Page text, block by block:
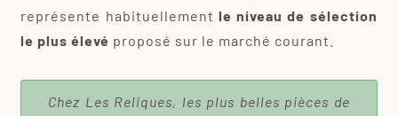
représente habituellement le niveau de sélection
le plus élevé proposé sur le marché courant.
Chez Les Reliques, les plus belles pièces de